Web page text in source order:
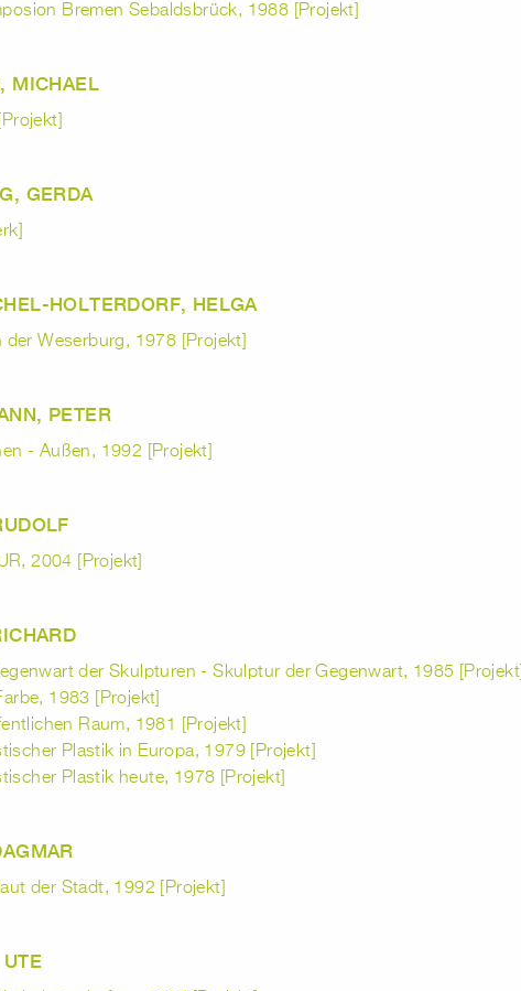
Bremen Sebaldsbrück, 1988 [Projekt]
MICHAEL
GERDA
HOLTERDORF, HELGA
der Weserburg, 1978 [Projekt]
PETER
- Außen, 1992 [Projekt]
2004 [Projekt]
der Skulpturen - Skulptur der Gegenwart, 1985 [Projekt]
1983 [Projekt]
Raum, 1981 [Projekt]
Plastik in Europa, 1979 [Projekt]
Plastik heute, 1978 [Projekt]
der Stadt, 1992 [Projekt]